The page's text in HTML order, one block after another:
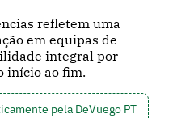
refletem uma
em equipas de
integral por
início ao fim.
pela DeVuego PT